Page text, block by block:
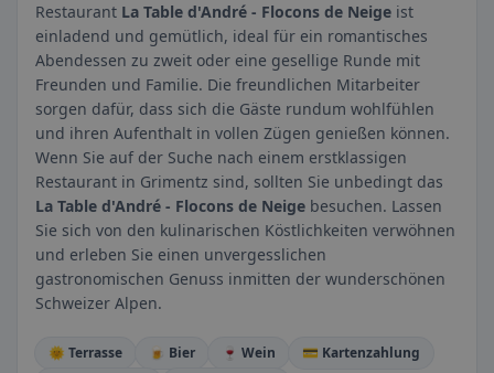
Restaurant La Table d'André - Flocons de Neige ist
einladend und gemütlich, ideal für ein romantisches
Abendessen zu zweit oder eine gesellige Runde mit
Freunden und Familie. Die freundlichen Mitarbeiter
sorgen dafür, dass sich die Gäste rundum wohlfühlen
und ihren Aufenthalt in vollen Zügen genießen können.
Wenn Sie auf der Suche nach einem erstklassigen
Restaurant in Grimentz sind, sollten Sie unbedingt das
La Table d'André - Flocons de Neige besuchen. Lassen
Sie sich von den kulinarischen Köstlichkeiten verwöhnen
und erleben Sie einen unvergesslichen
gastronomischen Genuss inmitten der wunderschönen
Schweizer Alpen.
🌞 Terrasse 🍺 Bier 🍷 Wein
💳 Kartenzahlung